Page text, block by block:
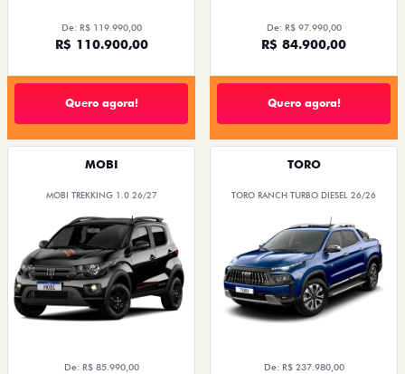
De: R$ 119.990,00
R$ 110.900,00
Quero agora!
De: R$ 97.990,00
R$ 84.900,00
Quero agora!
MOBI
MOBI TREKKING 1.0 26/27
De: R$ 85.990,00
TORO
TORO RANCH TURBO DIESEL 26/26
De: R$ 237.980,00